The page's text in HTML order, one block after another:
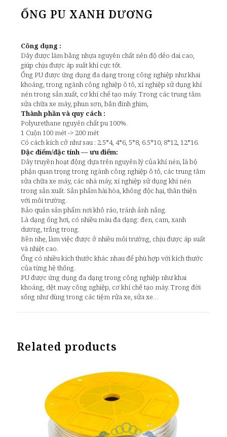
ỐNG PU XANH DƯƠNG
Công dụng :
Dây được làm bằng nhựa nguyên chất nên độ dẻo dai cao,
giúp chịu được áp suất khí cực tốt.
Ống PU được ứng dụng đa dạng trong công nghiệp như khai
khoáng, trong ngành công nghiệp ô tô, xí nghiệp sử dụng khí
nén trong sản xuất, cơ khí chế tạo máy. Trong các trung tâm
sửa chữa xe máy, phun sơn, bắn đinh ghim,
Thành phần và quy cách :
Polyurethane nguyên chất pu 100%.
1 Cuộn 100 mét -> 200 mét
Có cách kích cở như sau : 2.5*4, 4*6, 5*8, 6.5*10, 8*12, 12*16.
Đặc điểm/đặc tính –– ưu điểm:
Dây truyền hoạt động dựa trên nguyên lý của khí nén, là bộ
phận quan trọng trong ngành công nghiệp ô tô, các trung tâm
sửa chữa xe máy, các nhà máy, xí nghiệp sử dụng khí nén
trong sản xuất. Sản phẩm hài hòa, không độc hại, thân thiện
với môi trường.
Bảo quản sản phẩm nơi khô ráo, tránh ảnh nắng.
Là dạng ống hơi, có nhiều màu đa dạng: đen, cam, xanh
dương, trắng trong.
Bền nhẹ, làm việc được ở nhiều môi trường, chịu được áp suất
và nhiệt cao.
Ống có nhiều kích thước khác nhau để phù hợp với kích thước
của từng hệ thống.
PU được ứng dụng đa dạng trong công nghiệp như khai
khoáng, dệt may công nghiệp, cơ khí chế tạo máy. Trong đời
sống như dùng trong các tiệm rửa xe, sửa xe…
Related products